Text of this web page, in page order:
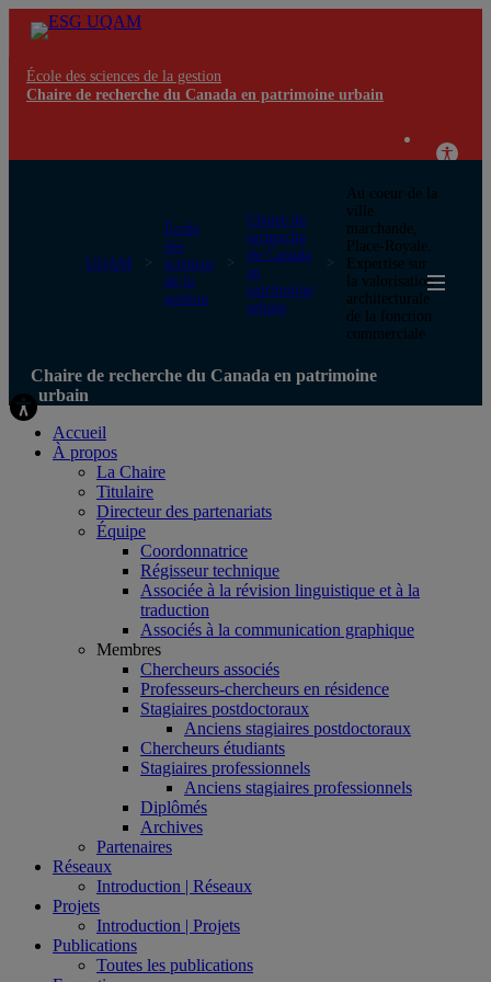
École des sciences de la gestion
Chaire de recherche du Canada en patrimoine urbain
UQAM
École
des
sciences
de la
gestion
Chaire de
recherche
du Canada
en
patrimoine
urbain
Au coeur de la
ville
marchande,
Place-Royale.
Expertise sur
la valorisation
architecturale
de la fonction
commerciale
Chaire de recherche du Canada en patrimoine
urbain
Accueil
À propos
La Chaire
Titulaire
Directeur des partenariats
Équipe
Coordonnatrice
Régisseur technique
Associée à la révision linguistique et à la
traduction
Associés à la communication graphique
Membres
Chercheurs associés
Professeurs-chercheurs en résidence
Stagiaires postdoctoraux
Anciens stagiaires postdoctoraux
Chercheurs étudiants
Stagiaires professionnels
Anciens stagiaires professionnels
Diplômés
Archives
Partenaires
Réseaux
Introduction | Réseaux
Projets
Introduction | Projets
Publications
Toutes les publications